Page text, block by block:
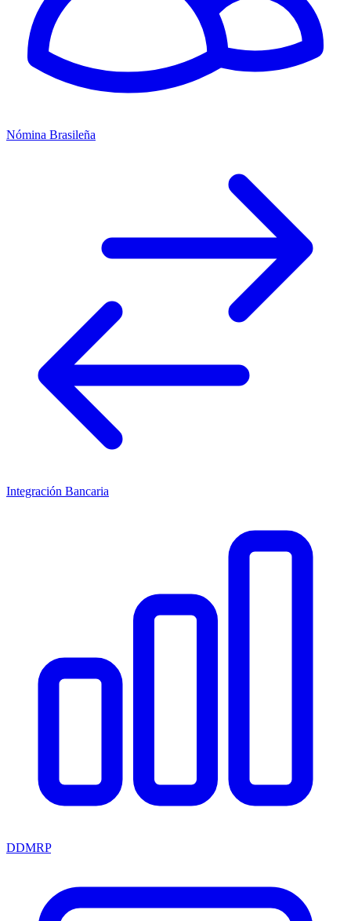
Nómina Brasileña
Integración Bancaria
DDMRP